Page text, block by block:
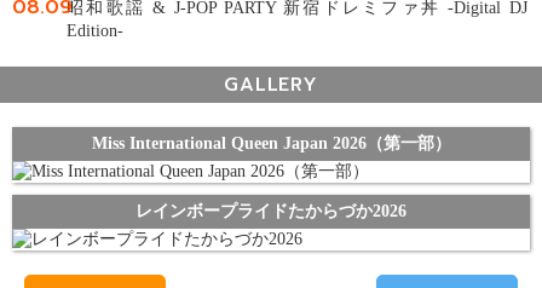
08.09昭和歌謡 & J-POP PARTY 新宿ドレミファ丼 -Digital DJ
Edition-
GALLERY
Miss International Queen Japan 2026（第一部）
レインボープライドたからづか2026